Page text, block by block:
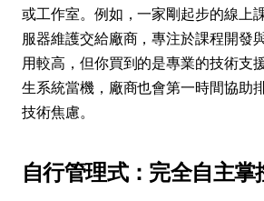
或工作室。例如，一家剛起步的線上
服器維護交給廠商，專注於課程開發
用較高，但你買到的是專業的技術支
生系統當機，廠商也會第一時間協助
技術焦慮。
自行管理式：完全自主掌